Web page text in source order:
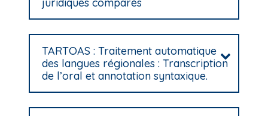
TARTOAS : Traitement automatique
des langues régionales : Transcription
de l’oral et annotation syntaxique.